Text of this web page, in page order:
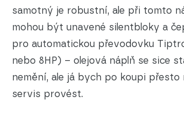
samotný je robustní, ale při tomto
mohou být unavené silentbloky a
pro automatickou převodovku
nebo 8HP) – olejová náplň se sice
nemění, ale já bych po koupi přesto
servis provést.